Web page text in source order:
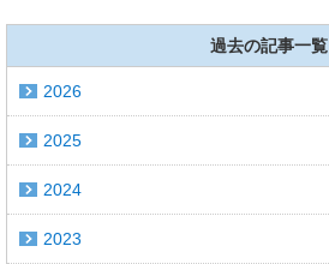
過去の記事一覧
2026
2025
2024
2023